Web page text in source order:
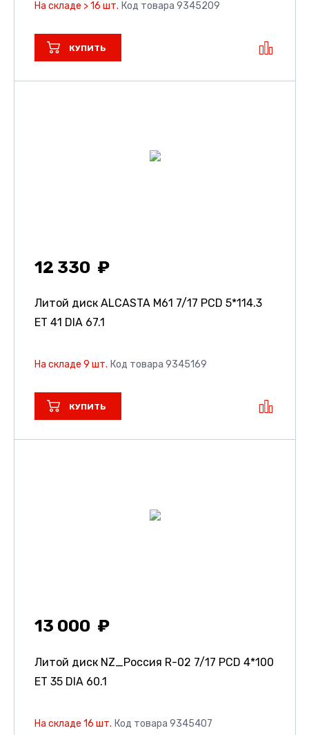
На складе > 16 шт. Код товара 9345209
КУПИТЬ
12 330
Литой диск ALCASTA M61 7/17 PCD 5*114.3
ET 41 DIA 67.1
На складе 9 шт. Код товара 9345169
КУПИТЬ
13 000
Литой диск NZ_Россия R-02 7/17 PCD 4*100
ET 35 DIA 60.1
На складе 16 шт. Код товара 9345407